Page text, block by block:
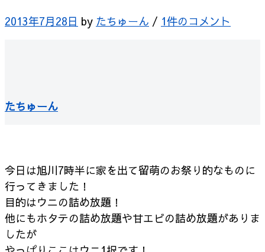
2013年7月28日 by たちゅーん / 1件のコメント
たちゅーん
今日は旭川7時半に家を出て留萌のお祭り的なものに
行ってきました！
目的はウニの詰め放題！
他にもホタテの詰め放題や甘エビの詰め放題がありま
したが